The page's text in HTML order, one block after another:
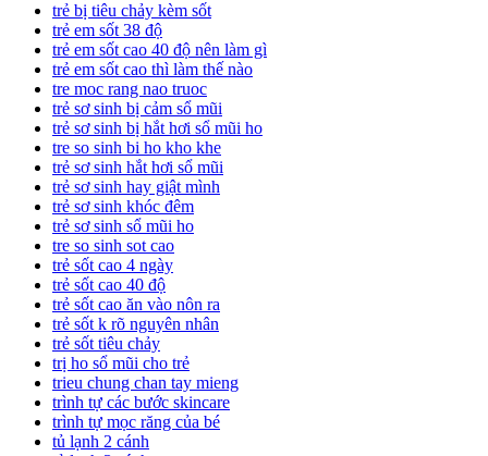
trẻ bị tiêu chảy kèm sốt
trẻ em sốt 38 độ
trẻ em sốt cao 40 độ nên làm gì
trẻ em sốt cao thì làm thế nào
tre moc rang nao truoc
trẻ sơ sinh bị cảm sổ mũi
trẻ sơ sinh bị hắt hơi sổ mũi ho
tre so sinh bi ho kho khe
trẻ sơ sinh hắt hơi sổ mũi
trẻ sơ sinh hay giật mình
trẻ sơ sinh khóc đêm
trẻ sơ sinh sổ mũi ho
tre so sinh sot cao
trẻ sốt cao 4 ngày
trẻ sốt cao 40 độ
trẻ sốt cao ăn vào nôn ra
trẻ sốt k rõ nguyên nhân
trẻ sốt tiêu chảy
trị ho sổ mũi cho trẻ
trieu chung chan tay mieng
trình tự các bước skincare
trình tự mọc răng của bé
tủ lạnh 2 cánh